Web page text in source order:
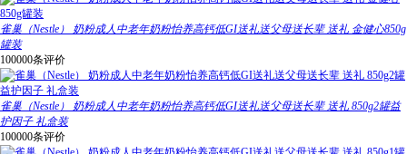
雀巢（Nestle） 奶粉成人中老年奶粉怡养高钙低GI送礼送父母送长辈 送礼 金健心850g
罐装
100000条评价
雀巢（Nestle） 奶粉成人中老年奶粉怡养高钙低GI送礼送父母送长辈 送礼 850g2罐益
护因子 礼盒装
100000条评价